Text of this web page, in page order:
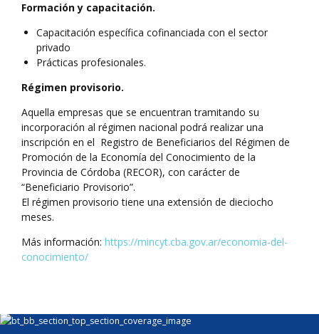
Formación y capacitación.
Capacitación específica cofinanciada con el sector
privado
Prácticas profesionales.
Régimen provisorio.
Aquella empresas que se encuentran tramitando su
incorporación al régimen nacional podrá realizar una
inscripción en el Registro de Beneficiarios del Régimen de
Promoción de la Economía del Conocimiento de la
Provincia de Córdoba (RECOR), con carácter de
“Beneficiario Provisorio”.
El régimen provisorio tiene una extensión de dieciocho
meses.
Más información: https://mincyt.cba.gov.ar/economia-del-
conocimiento/